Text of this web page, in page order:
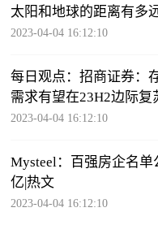
太阳和地球的距离有多
2023-04-04 16:12:10
每日观点：招商证券：
需求有望在23H2边际复
2023-04-04 16:12:10
Mysteel：百强房企名单
亿|热文
2023-04-04 16:12:10